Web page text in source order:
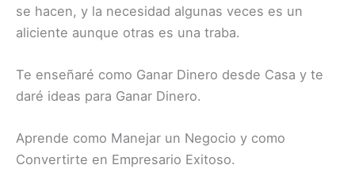
se hacen, y la necesidad algunas veces es un
aliciente aunque otras es una traba.
Te enseñaré como Ganar Dinero desde Casa y te
daré ideas para Ganar Dinero.
Aprende como Manejar un Negocio y como
Convertirte en Empresario Exitoso.